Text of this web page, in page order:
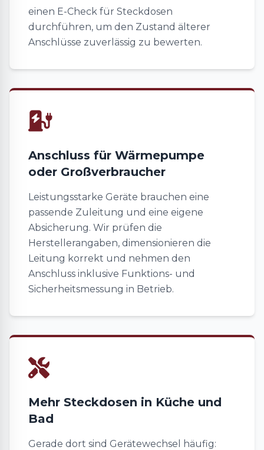
einen E-Check für Steckdosen
durchführen, um den Zustand älterer
Anschlüsse zuverlässig zu bewerten.
Anschluss für Wärmepumpe
oder Großverbraucher
Leistungsstarke Geräte brauchen eine
passende Zuleitung und eine eigene
Absicherung. Wir prüfen die
Herstellerangaben, dimensionieren die
Leitung korrekt und nehmen den
Anschluss inklusive Funktions- und
Sicherheitsmessung in Betrieb.
Mehr Steckdosen in Küche und
Bad
Gerade dort sind Gerätewechsel häufig: